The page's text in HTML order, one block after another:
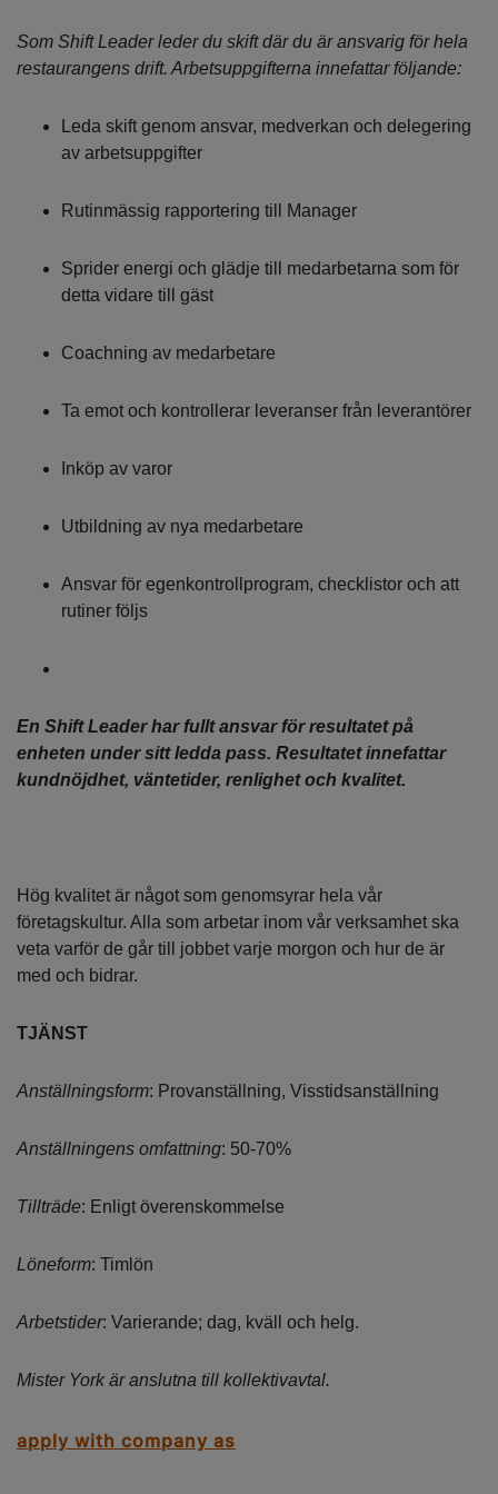
Som Shift Leader leder du skift där du är ansvarig för hela
restaurangens drift. Arbetsuppgifterna innefattar följande:
Leda skift genom ansvar, medverkan och delegering
av arbetsuppgifter
Rutinmässig rapportering till Manager
Sprider energi och glädje till medarbetarna som för
detta vidare till gäst
Coachning av medarbetare
Ta emot och kontrollerar leveranser från leverantörer
Inköp av varor
Utbildning av nya medarbetare
Ansvar för egenkontrollprogram, checklistor och att
rutiner följs
En Shift Leader har fullt ansvar för resultatet på
enheten under sitt ledda pass. Resultatet innefattar
kundnöjdhet, väntetider, renlighet och kvalitet.
Hög kvalitet är något som genomsyrar hela vår
företagskultur. Alla som arbetar inom vår verksamhet ska
veta varför de går till jobbet varje morgon och hur de är
med och bidrar.
TJÄNST
Anställningsform: Provanställning, Visstidsanställning
Anställningens omfattning: 50-70%
Tillträde: Enligt överenskommelse
Löneform: Timlön
Arbetstider: Varierande; dag, kväll och helg.
Mister York är anslutna till kollektivavtal.
apply with company as